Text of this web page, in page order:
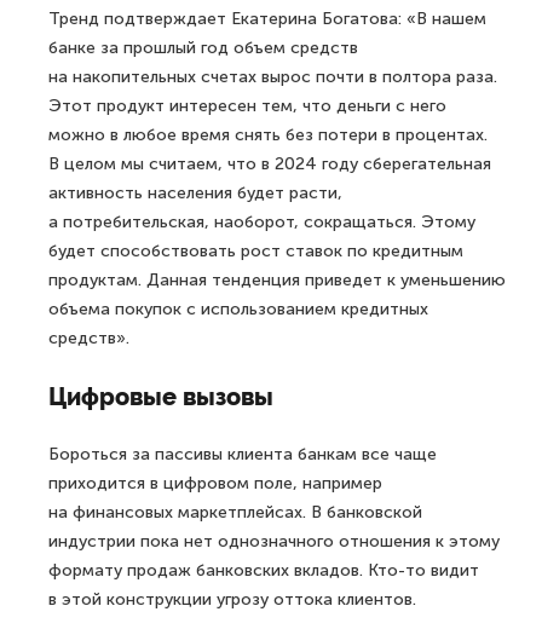
Тренд подтверждает Екатерина Богатова: «В нашем
банке за прошлый год объем средств
на накопительных счетах вырос почти в полтора раза.
Этот продукт интересен тем, что деньги с него
можно в любое время снять без потери в процентах.
В целом мы считаем, что в 2024 году сберегательная
активность населения будет расти,
а потребительская, наоборот, сокращаться. Этому
будет способствовать рост ставок по кредитным
продуктам. Данная тенденция приведет к уменьшению
объема покупок с использованием кредитных
средств».
Цифровые вызовы
Бороться за пассивы клиента банкам все чаще
приходится в цифровом поле, например
на финансовых маркетплейсах. В банковской
индустрии пока нет однозначного отношения к этому
формату продаж банковских вкладов. Кто-то видит
в этой конструкции угрозу оттока клиентов.